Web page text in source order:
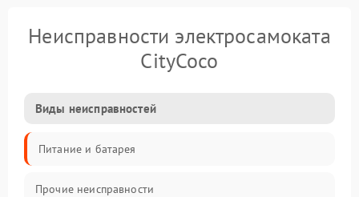
Неисправности электросамоката
CityCoco
Виды неисправностей
Питание и батарея
Прочие неисправности